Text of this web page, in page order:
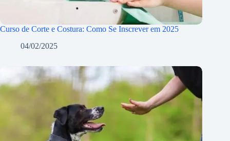
Curso de Corte e Costura: Como Se Inscrever em 2025
04/02/2025